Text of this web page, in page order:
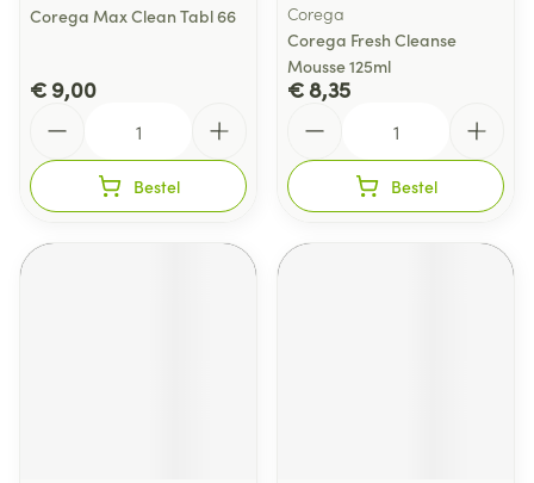
Corega Max Clean Tabl 66
€ 9,00
Bestel
Corega
Corega Fresh Cleanse
Mousse 125ml
€ 8,35
Bestel